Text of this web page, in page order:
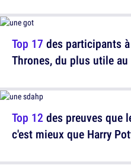
Top 12 des preuves que
c'est mieux que Harry
Top 17 des participants
Thrones, du plus utile